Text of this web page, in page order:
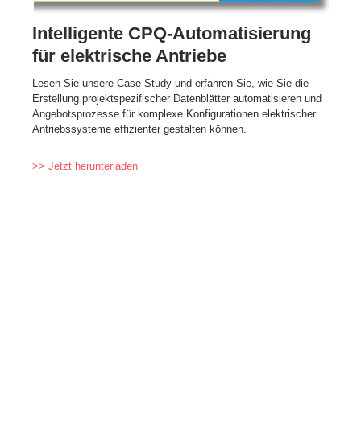
Intelligente CPQ-Automatisierung
für elektrische Antriebe
Lesen Sie unsere Case Study und erfahren Sie, wie Sie die
Erstellung projektspezifischer Datenblätter automatisieren und
Angebotsprozesse für komplexe Konfigurationen elektrischer
Antriebssysteme effizienter gestalten können.
>> Jetzt herunterladen